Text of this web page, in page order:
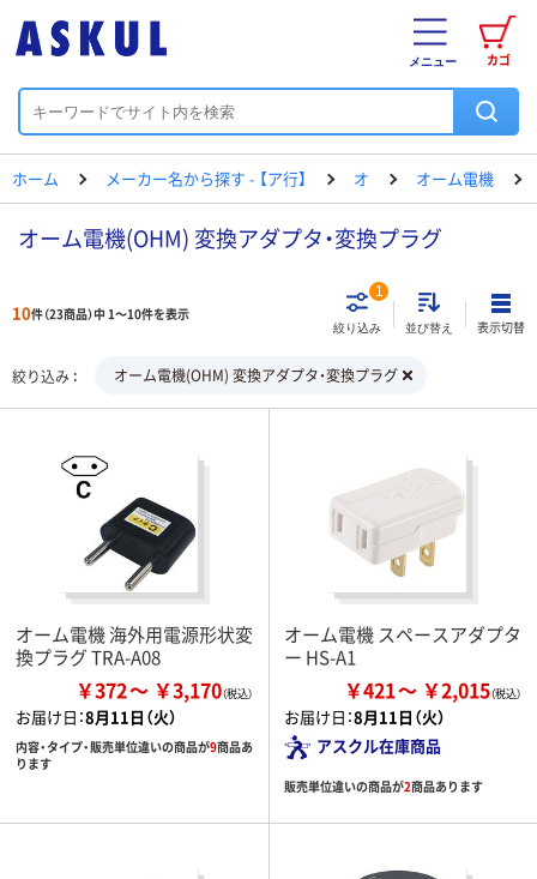
カゴ
メニュー
ホーム メーカー名から探す - 【ア行】 オ オーム電機
オーム電機(OHM) 変換アダプタ・変換プラグ
10件（23商品）中 1～10件を表示
絞り込み
1
並び替え 表示切替
絞り込み オーム電機(OHM) 変換アダプタ・変換プラグ
オーム電機 海外用電源形状変
換プラグ TRA-A08
￥372 ￥3,170
お届け日：8月11日（火）
内容・タイプ・販売単位違いの商品が9商品あ
ります
オーム電機 スペースアダプタ
ー HS-A1
￥421 ￥2,015
お届け日：8月11日（火）
アスクル在庫商品
販売単位違いの商品が2商品あります